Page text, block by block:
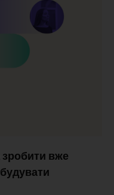
зробити вже